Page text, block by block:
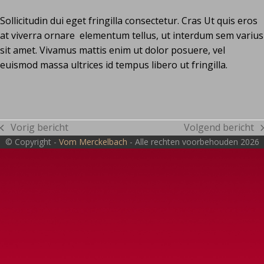
Sollicitudin dui eget fringilla consectetur. Cras Ut quis eros
at viverra ornare elementum tellus, ut interdum sem varius
sit amet. Vivamus mattis enim ut dolor posuere, vel
euismod massa ultrices id tempus libero ut fringilla.
previous
post:
Vorig bericht
next
post:
Volgend bericht
© Copyright - Vom Merckelbach - Alle rechten voorbehouden 2026